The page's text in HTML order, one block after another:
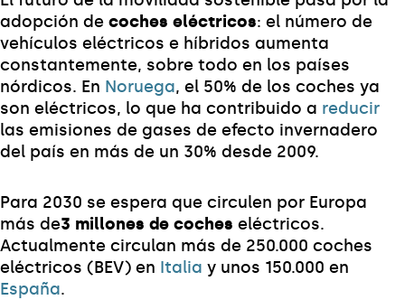
adopción de coches eléctricos: el número de
vehículos eléctricos e híbridos aumenta
constantemente, sobre todo en los países
nórdicos. En Noruega, el 50% de los coches ya
son eléctricos, lo que ha contribuido a reducir
las emisiones de gases de efecto invernadero
del país en más de un 30% desde 2009.
Para 2030 se espera que circulen por Europa
más de3 millones de coches eléctricos.
Actualmente circulan más de 250.000 coches
eléctricos (BEV) en Italia y unos 150.000 en
España.